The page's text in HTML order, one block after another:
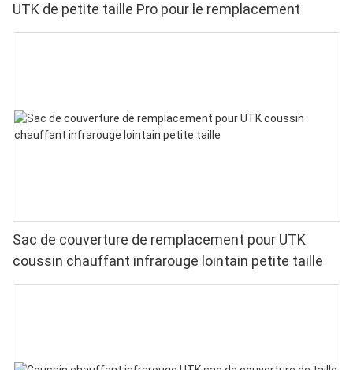
UTK de petite taille Pro pour le remplacement
Sac de couverture de remplacement pour UTK
coussin chauffant infrarouge lointain petite taille